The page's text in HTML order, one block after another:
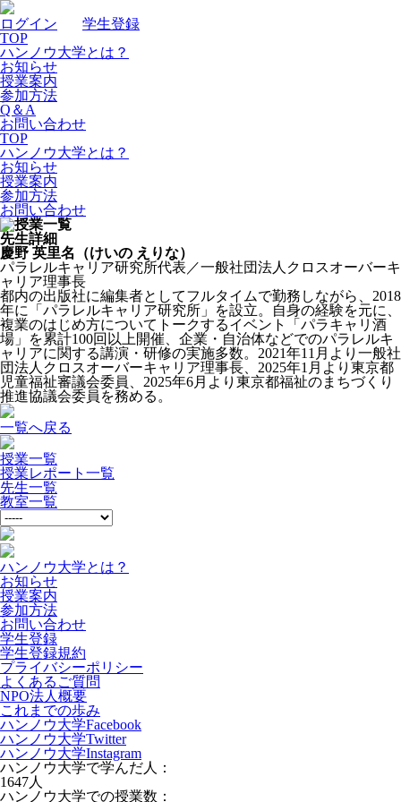
ログイン
学生登録
TOP
ハンノウ大学とは？
お知らせ
授業案内
参加方法
Q＆A
お問い合わせ
TOP
ハンノウ大学とは？
お知らせ
授業案内
参加方法
お問い合わせ
先生詳細
慶野 英里名（けいの えりな）
パラレルキャリア研究所代表／一般社団法人クロスオーバーキ
ャリア理事長
都内の出版社に編集者としてフルタイムで勤務しながら、2018
年に「パラレルキャリア研究所」を設立。自身の経験を元に、
複業のはじめ方についてトークするイベント「パラキャリ酒
場」を累計100回以上開催、企業・自治体などでのパラレルキ
ャリアに関する講演・研修の実施多数。2021年11月より一般社
団法人クロスオーバーキャリア理事長、2025年1月より東京都
児童福祉審議会委員、2025年6月より東京都福祉のまちづくり
推進協議会委員を務める。
一覧へ戻る
授業一覧
授業レポート一覧
先生一覧
教室一覧
ハンノウ大学とは？
お知らせ
授業案内
参加方法
お問い合わせ
学生登録
学生登録規約
プライバシーポリシー
よくあるご質問
NPO法人概要
これまでの歩み
ハンノウ大学Facebook
ハンノウ大学Twitter
ハンノウ大学Instagram
ハンノウ大学で学んだ人：
1647人
ハンノウ大学での授業数：